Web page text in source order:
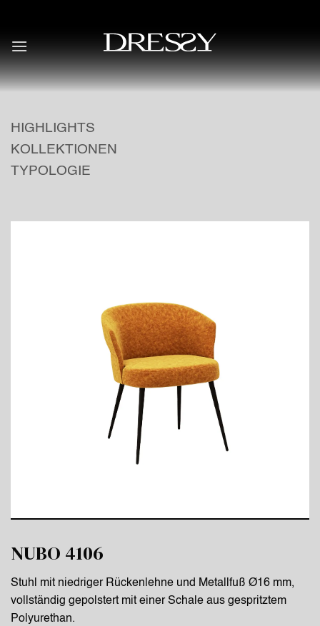
content
HIGHLIGHTS
KOLLEKTIONEN
TYPOLOGIE
NUBO 4106
Stuhl mit niedriger Rückenlehne und Metallfuß Ø16 mm,
vollständig gepolstert mit einer Schale aus gespritztem
Polyurethan.